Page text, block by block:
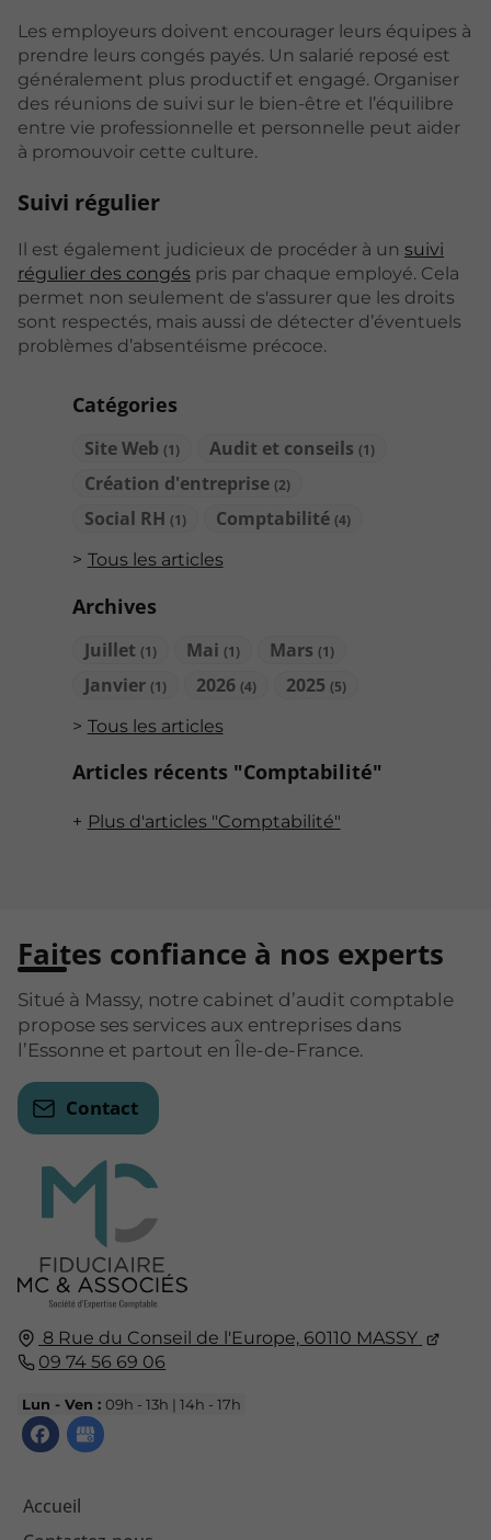
Catégories
Site Web (1) Audit et conseils(1)
Création d'entreprise (2)
Social RH (1) Comptabilité(4)
Tous les articles
Archives
Juillet (1) Mai(1) Mars(1)
Janvier (1) 2026(4) 2025(5)
Tous les articles
Articles récents "Comptabilité"
Plus d'articles "Comptabilité"
Les employeurs doivent encourager leurs équipes à
prendre leurs congés payés. Un salarié reposé est
généralement plus productif et engagé. Organiser
des réunions de suivi sur le bien-être et l’équilibre
entre vie professionnelle et personnelle peut aider
à promouvoir cette culture.
Suivi régulier
Il est également judicieux de procéder à un suivi
régulier des congés pris par chaque employé. Cela
permet non seulement de s'assurer que les droits
sont respectés, mais aussi de détecter d’éventuels
problèmes d’absentéisme précoce.
8 Rue du Conseil de l'Europe, 60110 MASSY
09 74 56 69 06
Lun - Ven :09h - 13h | 14h - 17h
Accueil
Faites confiance à nos experts
Situé à Massy, notre cabinet d’audit comptable
propose ses services aux entreprises dans
l’Essonne et partout en Île-de-France.
Contact